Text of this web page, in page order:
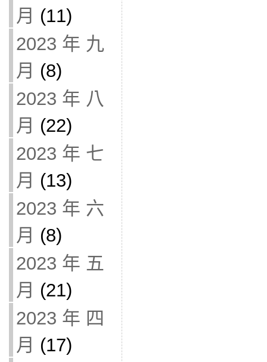
月 (11)
2023 年 九
月 (8)
2023 年 八
月 (22)
2023 年 七
月 (13)
2023 年 六
月 (8)
2023 年 五
月 (21)
2023 年 四
月 (17)